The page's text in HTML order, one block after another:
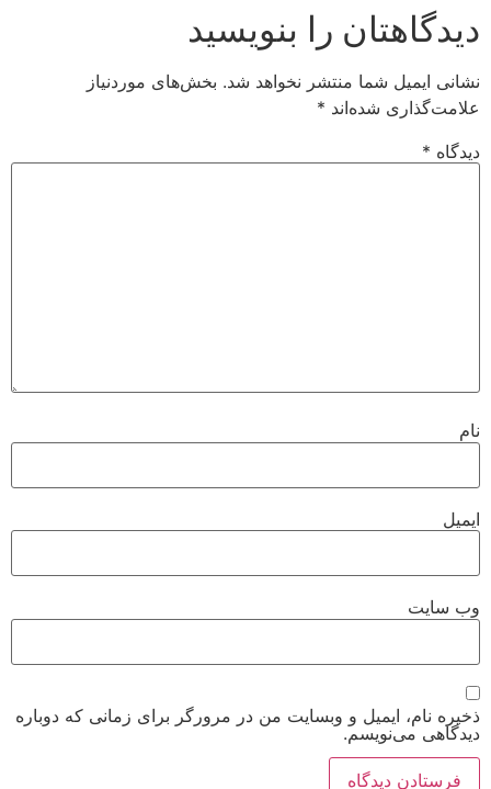
دیدگاهتان را بنویسید
نشانی ایمیل شما منتشر نخواهد شد. بخش‌های موردنیاز
علامت‌گذاری شده‌اند *
دیدگاه *
نام
ایمیل
وب‌ سایت
ذخیره نام، ایمیل و وبسایت من در مرورگر برای زمانی که دوباره
دیدگاهی می‌نویسم.